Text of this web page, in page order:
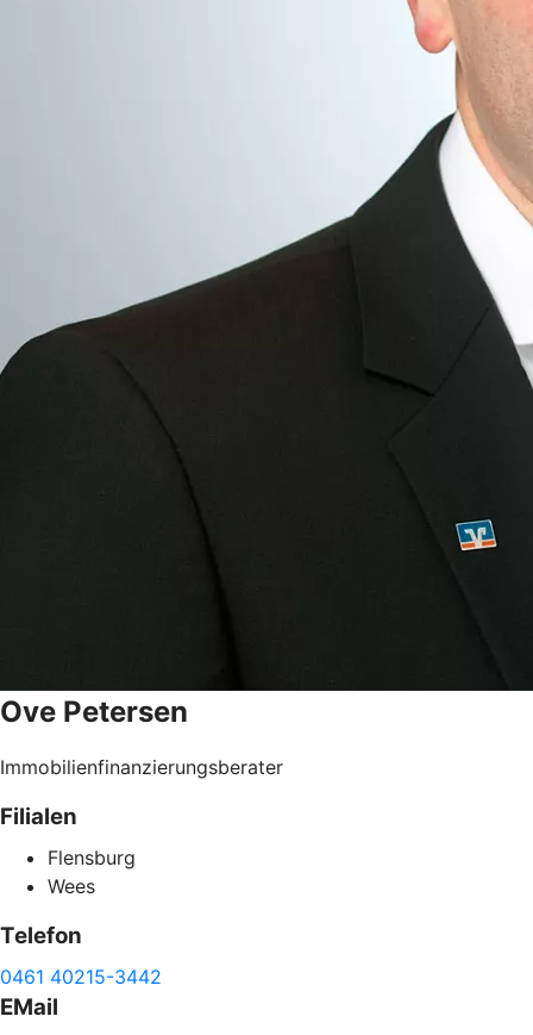
Ove Petersen
Immobilienfinanzierungsberater
Filialen
Flensburg
Wees
Telefon
0461 40215-3442
EMail